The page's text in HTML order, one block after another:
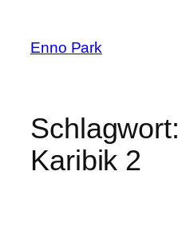
springen
Enno Park
Schlagwort:
Karibik 2